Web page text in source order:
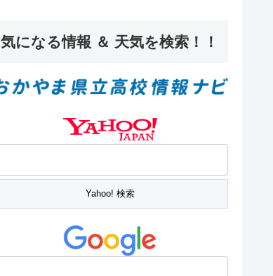
気になる情報 ＆ 天気を検索！！